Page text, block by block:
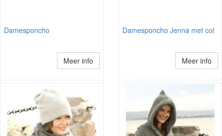
Damesponcho
Meer info
Damesponcho Jenna met col
Meer info